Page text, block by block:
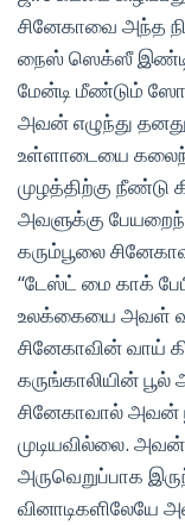
சினேகாவை அந்த
நைஸ் ஸெக்ஸீ
மேன்டி மீண்டும்
அவன் எழுந்து
உள்ளாடையை
முழத்திற்கு
அவளுக்கு
கரும்பூலை
“டேஸ்ட் மை காக்
உலக்கையை அவள்
சினேகாவின் வாய்
கருங்காலியின்
சினேகாவால் அவன்
முடியவில்லை.
அருவெறுப்பாக
வினாடிகளிலேயே